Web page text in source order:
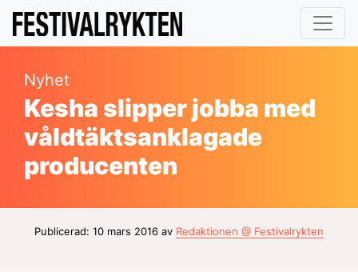
Nyhet
Kesha slipper jobba med
våldtäktsanklagade
producenten
Publicerad: 10 mars 2016 av Redaktionen @ Festivalrykten